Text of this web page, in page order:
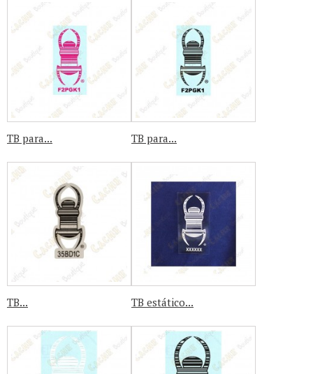
TB para... TB para...
TB... TB estático...